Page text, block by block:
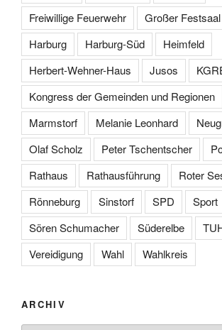
Freiwillige Feuerwehr
Großer Festsaal
Harburg
Harburg-Süd
Heimfeld
Herbert-Wehner-Haus
Jusos
Kongress der Gemeinden und Regionen
Marmstorf
Melanie Leonhard
Olaf Scholz
Peter Tschentscher
Rathaus
Rathausführung
Roter
Rönneburg
Sinstorf SPD
Sport
Sören Schumacher
Süderelbe
Vereidigung
Wahl Wahlkreis
ARCHIV